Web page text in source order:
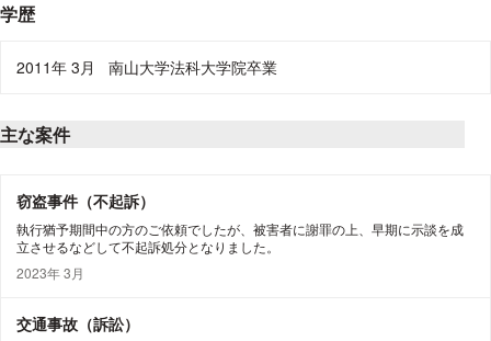
学歴
2011年 3月 南山大学法科大学院卒業
主な案件
窃盗事件（不起訴）
執行猶予期間中の方のご依頼でしたが、被害者に謝罪の上、早期に示談を成
立させるなどして不起訴処分となりました。
2023年 3月
交通事故（訴訟）